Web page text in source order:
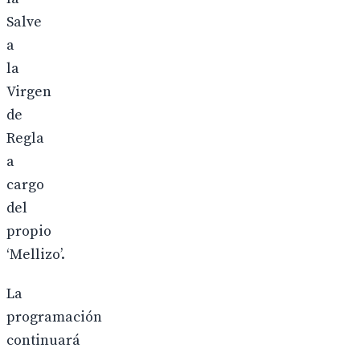
Salve
a
la
Virgen
de
Regla
a
cargo
del
propio
‘Mellizo’.
La
programación
continuará